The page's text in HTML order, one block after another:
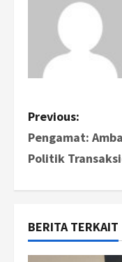
P
o
n
Previous:
Pengamat:
Politik
BERITA TERKAIT